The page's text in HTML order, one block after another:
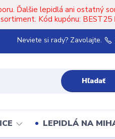
Ďalšie lepidlá ani ostatný
Kód kupónu:
Hľadať
Neviete si rady? Zavolajte.
LEPIDLÁ NA